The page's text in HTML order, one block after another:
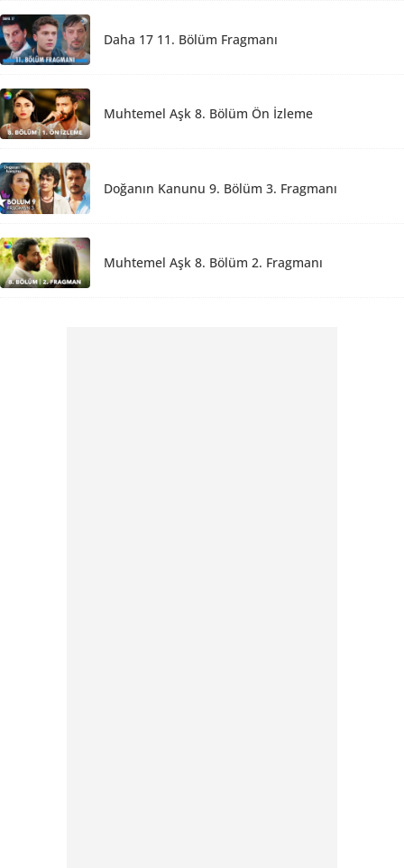
Daha 17 11. Bölüm Fragmanı
Muhtemel Aşk 8. Bölüm Ön İzleme
Doğanın Kanunu 9. Bölüm 3. Fragmanı
Muhtemel Aşk 8. Bölüm 2. Fragmanı